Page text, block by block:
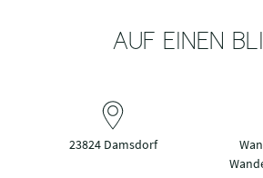
AUF EINEN
23824 Damsdorf